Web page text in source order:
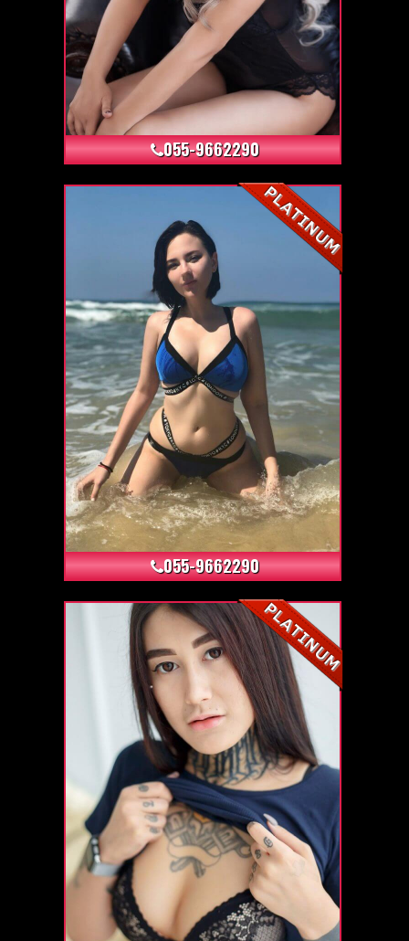
+6
055-9662290
+9
055-9662290
+4